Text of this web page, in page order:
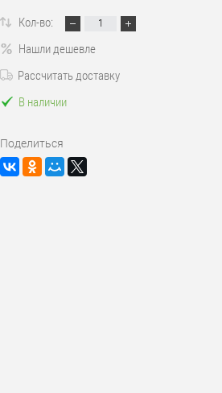
Кол-во:
Нашли дешевле
Рассчитать доставку
В наличии
Поделиться